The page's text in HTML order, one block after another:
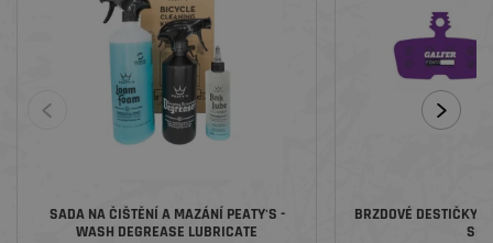
SADA NA ČIŠTĚNÍ A MAZÁNÍ PEATY'S -
WASH DEGREASE LUBRICATE
BRZDOVÉ DESTIČKY